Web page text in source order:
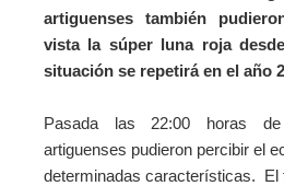
artiguenses también
vista la súper luna roja
situación se repetirá en el año
Pasada las 22:00 horas
artiguenses pudieron percibir el
determinadas características. El